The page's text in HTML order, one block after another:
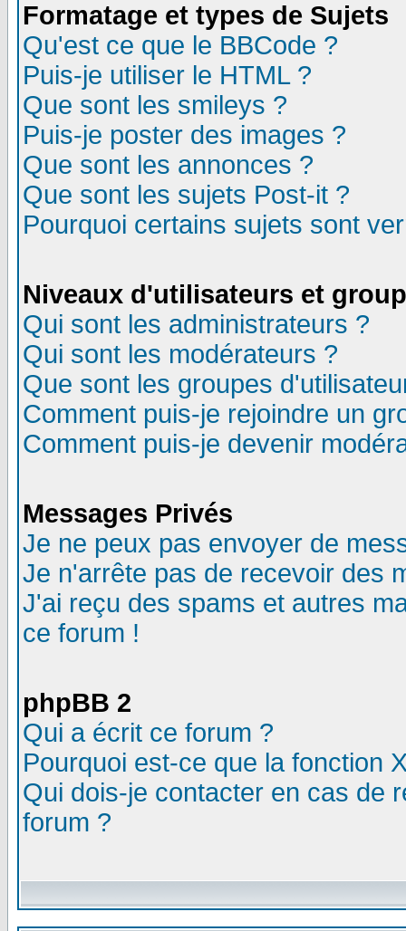
Formatage et types de Sujets
Qu'est ce que le BBCode ?
Puis-je utiliser le HTML ?
Que sont les smileys ?
Puis-je poster des images ?
Que sont les annonces ?
Que sont les sujets Post-it ?
Pourquoi certains sujets sont
Niveaux d'utilisateurs et
Qui sont les administrateurs ?
Qui sont les modérateurs ?
Que sont les groupes
Comment puis-je rejoindre un
Comment puis-je devenir
Messages Privés
Je ne peux pas envoyer de
Je n'arrête pas de recevoir des
J'ai reçu des spams et autres
ce forum !
phpBB 2
Qui a écrit ce forum ?
Pourquoi est-ce que la fonction
Qui dois-je contacter en cas de
forum ?